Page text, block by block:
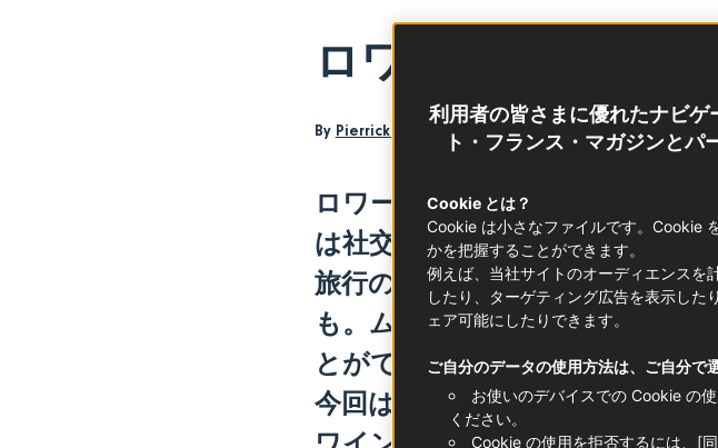
ロワールワインと
By Pierrick Jegu
ロワール地方は美しい景色が広
は社交的なので理想的なワイン
旅行の予定に合わせて短時間で
も。ムスカデからトゥレーヌま
とができます。
今回は、ロワールの知覚ガイ
利用者の皆さまに優れたナビ
ト・フランス・マガジンとパ
Cookie とは？
Cookie は小さなファイルです。Cookie
かを把握することができます。
例えば、当社サイトのオーディエンスを
したり、ターゲティング広告を表示した
ェア可能にしたりできます。
ご自分のデータの使用方法は、ご自分で
お使いのデバイスでの Cookie の
ください。
Cookie の使用を拒否するには、[